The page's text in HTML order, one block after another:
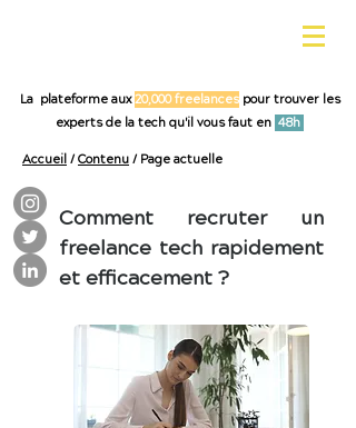
La plateforme aux20,000 freelancespour trouver les
experts de la tech qu'il vous faut en 48h
Accueil / Contenu / Page actuelle
Comment recruter un
freelance tech rapidement
et efficacement ?